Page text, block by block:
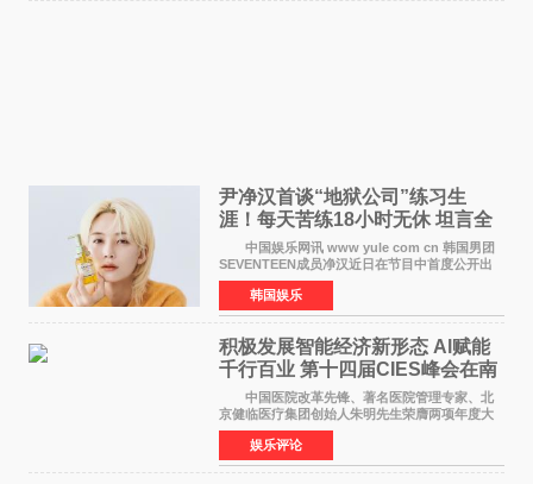
尹净汉首谈“地狱公司”练习生
涯！每天苦练18小时无休 坦言全
靠成员撑过来
中国娱乐网讯 www yule com cn 韩国男团
SEVENTEEN成员净汉近日在节目中首度公开出
道前的残酷练习生经历，并提及经纪公司Pledis
娱乐，引发广泛关注。 在8月2日播出的日本
TBS综艺节目《周
韩国娱乐
积极发展智能经济新形态 Al赋能
千行百业 第十四届CIES峰会在南
京盛大召开
中国医院改革先锋、著名医院管理专家、北
京健临医疗集团创始人朱明先生荣膺两项年度大
奖 2026年7月31日，盛夏金陵，长江之畔，
以重落地·真务实·强链接为主题的2026&lsquo;人
工智能+&rsquo
娱乐评论